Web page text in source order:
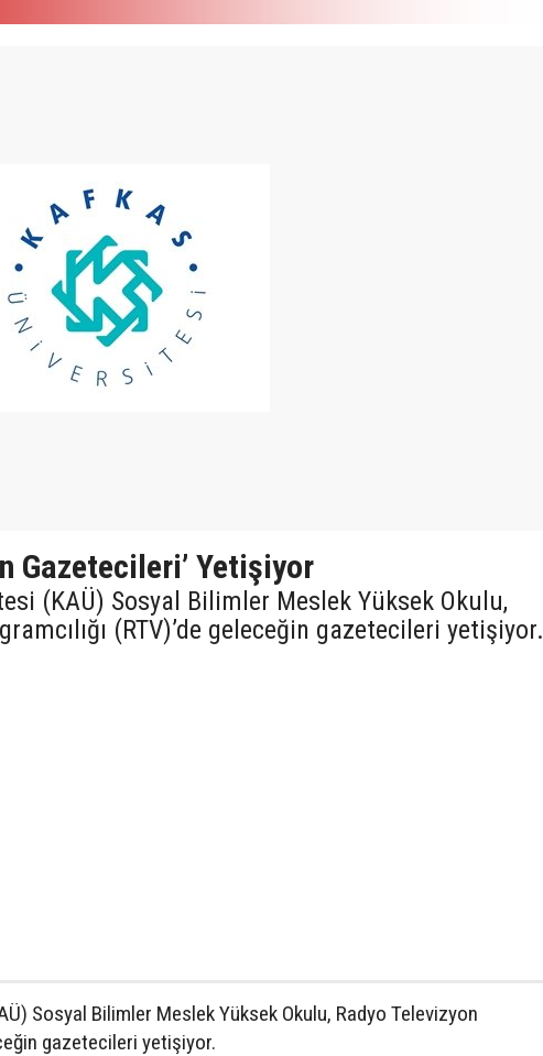
Gazetecileri’ Yetişiyor
(KAÜ) Sosyal Bilimler Meslek Yüksek Okulu,
(RTV)’de geleceğin gazetecileri yetişiyor.
Sosyal Bilimler Meslek Yüksek Okulu, Radyo Televizyon
gazetecileri yetişiyor.